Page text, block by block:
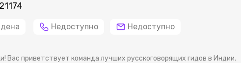
Недоступно Недоступно
Вас приветствует команда лучших русскоговорящих гидов в Индии.